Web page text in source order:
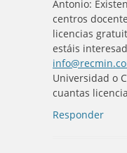
Antonio:
centros
licencias
estáis
Universidad o
cuantas
Responder